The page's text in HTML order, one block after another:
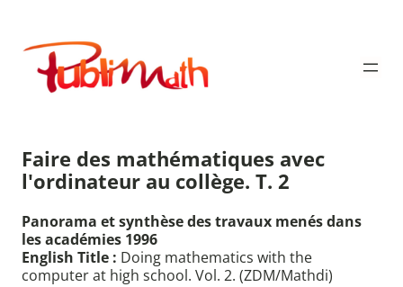
contenu
Publimath
Faire des mathématiques avec
l'ordinateur au collège. T. 2
Panorama et synthèse des travaux menés dans
les académies 1996
English Title : Doing mathematics with the
computer at high school. Vol. 2. (ZDM/Mathdi)